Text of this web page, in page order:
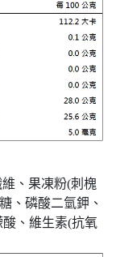
、果凍粉(刺槐
、磷酸二氫鉀、
、維生素(抗氧